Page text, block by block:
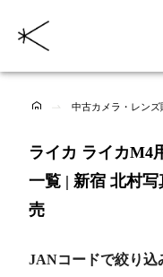
中古カメラ・レンズ
ライカ ライカM4
一覧 | 新宿 北村
売
JANコードで絞り込